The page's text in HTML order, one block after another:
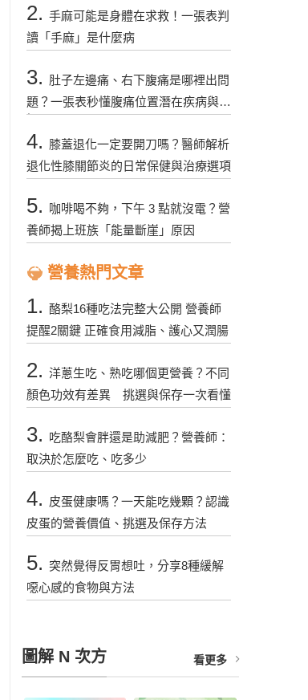
2. 手麻可能是身體在求救！一張表判
讀「手麻」是什麼病
3. 肚子左邊痛、右下腹痛是哪裡出問
題？一張表秒懂腹痛位置潛在疾病與警
訊
4. 膝蓋退化一定要開刀嗎？醫師解析
退化性膝關節炎的日常保健與治療選項
5.
咖啡喝不夠，下午 3 點就沒電？營
養師揭上班族「能量斷崖」原因
營養熱門文章
1. 酪梨16種吃法完整大公開 營養師
提醒2關鍵 正確食用減脂、護心又潤腸
2. 洋蔥生吃、熟吃哪個更營養？不同
顏色功效有差異 挑選與保存一次看懂
3. 吃酪梨會胖還是助減肥？營養師：
取決於怎麼吃、吃多少
4. 皮蛋健康嗎？一天能吃幾顆？認識
皮蛋的營養價值、挑選及保存方法
5. 突然覺得反胃想吐，分享8種緩解
噁心感的食物與方法
圖解 N 次方 看更多